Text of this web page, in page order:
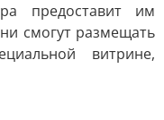
предоставит им
смогут размещать
витрине,